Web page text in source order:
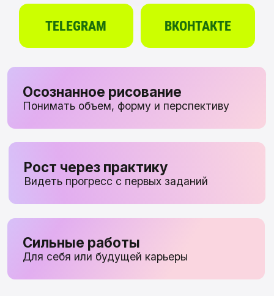
Сильные работы
Для себя или будущей карьеры
Рост через практику
Видеть прогресс с первых заданий
НАШИ КУРСЫ